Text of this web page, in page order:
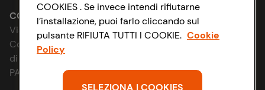
Accessibilità
D&I e Parità di Genere
Strategia Fiscale
Le cooperative
News & Approfondimenti
Richiami prodotto
CONAD SOCIETÀ COOPERATIVA
Via Michelino, 59 | 40127 BOLOGNA
Codice Fiscale e Registro Imprese
di Bologna 00865960157
PARTITA IVA 03320960374
COOKIES . Se invece intendi rifiutarne
l’installazione, puoi farlo cliccando sul
pulsante RIFIUTA TUTTI I COOKIE. Cookie
Policy
SELEZIONA I COOKIES